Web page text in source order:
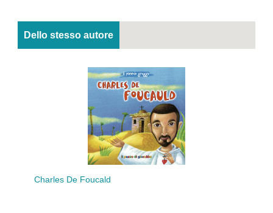
Dello stesso autore
Charles De Foucald